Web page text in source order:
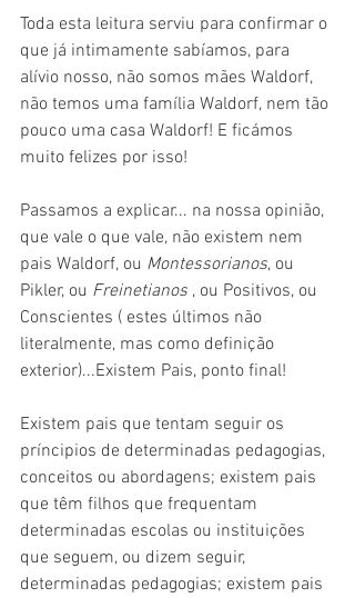
Toda esta leitura serviu para confirmar o
que já intimamente sabíamos, para
alívio nosso, não somos mães Waldorf,
não temos uma família Waldorf, nem tão
pouco uma casa Waldorf! E ficámos
muito felizes por isso!
Passamos a explicar... na nossa opinião,
que vale o que vale, não existem nem
pais Waldorf, ou Montessorianos, ou
Pikler, ou Freinetianos , ou Positivos, ou
Conscientes ( estes últimos não
literalmente, mas como definição
exterior)...Existem Pais, ponto final!
Existem pais que tentam seguir os
príncipios de determinadas pedagogias,
conceitos ou abordagens; existem pais
que têm filhos que frequentam
determinadas escolas ou instituições
que seguem, ou dizem seguir,
determinadas pedagogias; existem pais